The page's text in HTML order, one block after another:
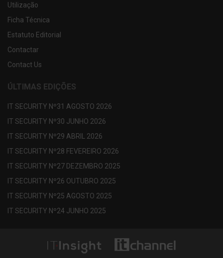
Utilização
Ficha Técnica
Estatuto Editorial
Contactar
Contact Us
ÚLTIMAS EDIÇÕES
IT SECURITY Nº31 AGOSTO 2026
IT SECURITY Nº30 JUNHO 2026
IT SECURITY Nº29 ABRIL 2026
IT SECURITY Nº28 FEVEREIRO 2026
IT SECURITY Nº27 DEZEMBRO 2025
IT SECURITY Nº26 OUTUBRO 2025
IT SECURITY Nº25 AGOSTO 2025
IT SECURITY Nº24 JUNHO 2025